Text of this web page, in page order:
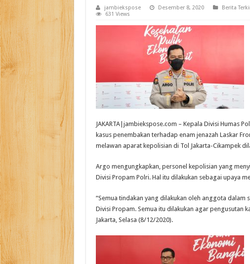
jambiekspose Desember 8, 2020 Berita
631 Views
JAKARTA|jambiekspose.com – Kepala Divisi Humas
kasus penembakan terhadap enam jenazah Laskar
melawan aparat kepolisian di Tol Jakarta-Cikampek
Argo mengungkapkan, personel kepolisian yang
Divisi Propam Polri. Hal itu dilakukan sebagai upaya
“Semua tindakan yang dilakukan oleh anggota
Divisi Propam. Semua itu dilakukan agar pengusutan
Jakarta, Selasa (8/12/2020).